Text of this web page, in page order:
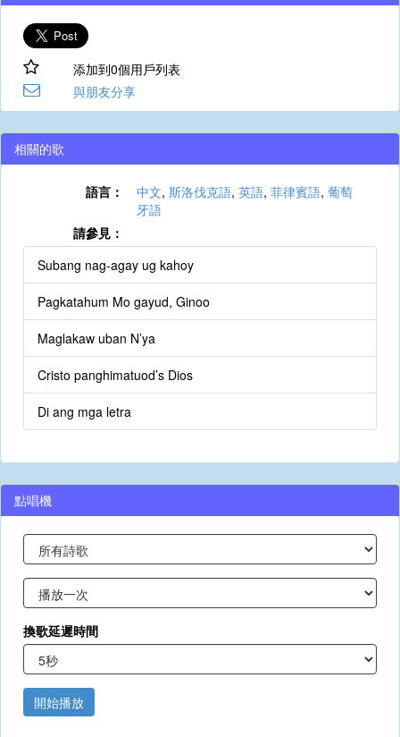
添加到0個用戶列表
與朋友分享
相關的歌
語言： 中文, 斯洛伐克語, 英語, 菲律賓語, 葡萄
牙語
請參見：
Subang nag-agay ug kahoy
Pagkatahum Mo gayud, Ginoo
Maglakaw uban N’ya
Cristo panghimatuod’s Dios
Di ang mga letra
點唱機
換歌延遲時間
開始播放